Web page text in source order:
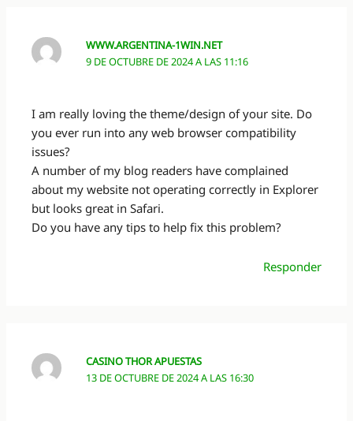
WWW.ARGENTINA-1WIN.NET
9 DE OCTUBRE DE 2024 A LAS 11:16
I am really loving the theme/design of your site. Do
you ever run into any web browser compatibility
issues?
A number of my blog readers have complained
about my website not operating correctly in Explorer
but looks great in Safari.
Do you have any tips to help fix this problem?
Responder
CASINO THOR APUESTAS
13 DE OCTUBRE DE 2024 A LAS 16:30